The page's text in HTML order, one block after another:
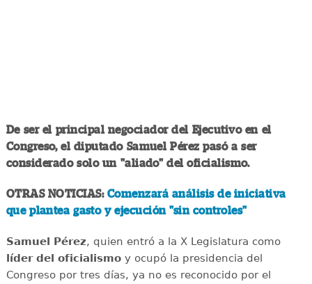
De ser el principal negociador del Ejecutivo en el
Congreso, el diputado Samuel Pérez pasó a ser
considerado solo un "aliado" del oficialismo.
OTRAS NOTICIAS: Comenzará análisis de iniciativa
que plantea gasto y ejecución "sin controles"
Samuel Pérez, quien entró a la X Legislatura como
líder del oficialismoy ocupó la presidencia del
Congreso por tres días, ya no es reconocido por el